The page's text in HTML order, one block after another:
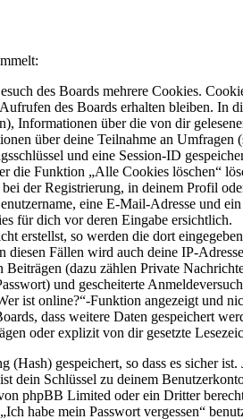
des Boards mehrere Cookies.
des Boards erhalten bleiben. In
Informationen über die von dir
über deine Teilnahme an Umfragen
und eine Session-ID
die Funktion „Alle Cookies löschen“
der Registrierung, in deinem Profil
eine E-Mail-Adresse und
für dich vor deren Eingabe ersichtlich.
erstellst, so werden die dort
diesen Fällen wird auch deine IP-
(dazu zählen Private
und gescheiterte
ist online?“-Funktion angezeigt und
dass weitere Daten gespeichert
oder explizit von dir gesetzte
gespeichert, so dass es sicher
dein Schlüssel zu deinem
phpBB Limited oder ein Dritter
habe mein Passwort vergessen“